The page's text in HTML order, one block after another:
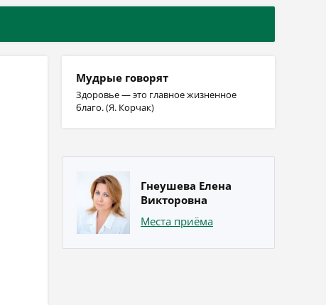
Мудрые говорят
Здоровье — это главное жизненное
благо. (Я. Корчак)
Гнеушева Елена
Викторовна
Места приёма